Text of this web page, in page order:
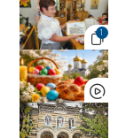
1